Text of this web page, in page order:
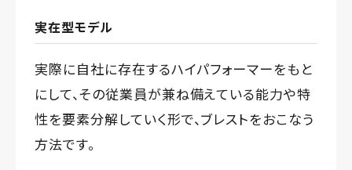
実在型モデル
実際に自社に存在するハイパフォーマーをもと
にして、その従業員が兼ね備えている能力や特
性を要素分解していく形で、ブレストをおこなう
方法です。